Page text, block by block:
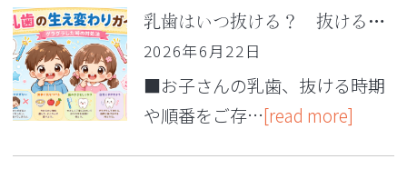
乳歯はいつ抜ける？ 抜ける順番・時期とグラグラした時の対処法
2026年6月22日
■お子さんの乳歯、抜ける時期
や順番をご存…[read more]